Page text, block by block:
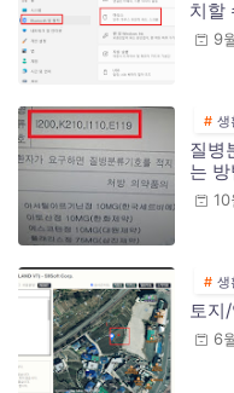
치할
9
생
질병
는 방
생
토지
6